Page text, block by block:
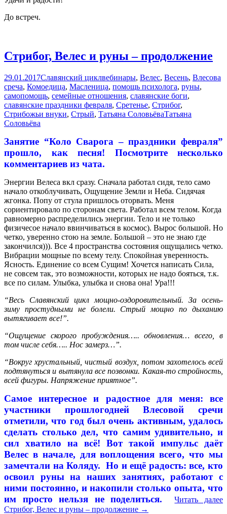
До встреч.
Стрибог, Велес и руны – продолжение
29.01.2017Славянский циклвебинары, Велес, Весень, Влесова
среча, Комоедица, Масленица, помощь психолога, руны,
самопомощь, семейные отношения, славянские боги,
славянские праздники февраля, Сретенье, Стрибог,
Стрибожьи внуки, Стрый, Татьяна СоловьёваТатьяна
Соловьёва
Занятие “Коло Сварога – праздники февраля”
прошло, как песня! Посмотрите несколько
комментариев из чата.
Энергии Велеса вкл сразу. Сначала работал сидя, тело само
начало откоблучивать, Ощущение Земли и Неба. Сидячая
жгонка. Попу от стула пришлось оторвать. Меня
сориентировало по сторонам света. Работал всем телом. Когда
равномерно распределились энергии. Тело и не только
физичесое начало ввинчиваться в космос). Вырос большой. Но
четко, уверенно стою на земле. Большой – это не знаю где
закончился))). Все 4 пространства состояния ощущались четко.
Вибрации мощные по всему телу. Спокойная уверенность.
Ясность. Единение со всем Сущим! Хочется написать Сила,
не совсем так, это возможности, которых не надо бояться, т.к.
все по силам. Улыбка, улыбка и снова она! Ура!!!
“Весь Славянский цикл мощно-оздоровительный. За осень-
зиму простудными не болели. Стрый мощно по дыханию
вытягивает все!”.
“Ощущение скорого пробуждения….. обновления… всего, в
том числе себя….. Нос замерз…”.
“Вокруг хрустальный, чистый воздух, потом захотелось всей
подтянуться и вытянула все позвонки. Какая-то стройность,
всей фигуры. Напряжение приятное”.
Самое интересное и радостное для меня: все
участники прошлогодней Влесовой сречи
отметили, что год был очень активным, удалось
сделать столько дел, что самим удивительно, и
сил хватило на всё! Вот такой импульс даёт
Велес в начале, для воплощения всего, что мы
замечтали на Коляду. Но и ещё радость: все, кто
освоил руны на наших занятиях, работают с
ними постоянно, и накопили столько опыта, что
им просто нельзя не поделиться.
Читать далее
Стрибог, Велес и руны – продолжение →